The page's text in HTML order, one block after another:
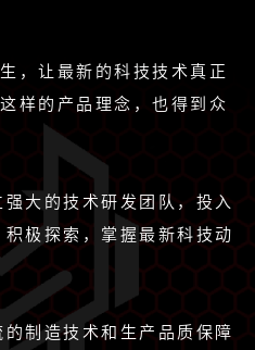
，让最新的科技技术真正
样的产品理念，也得到众
大的技术研发团队，投入
极探索，掌握最新科技动
制造技术和生产品质保障